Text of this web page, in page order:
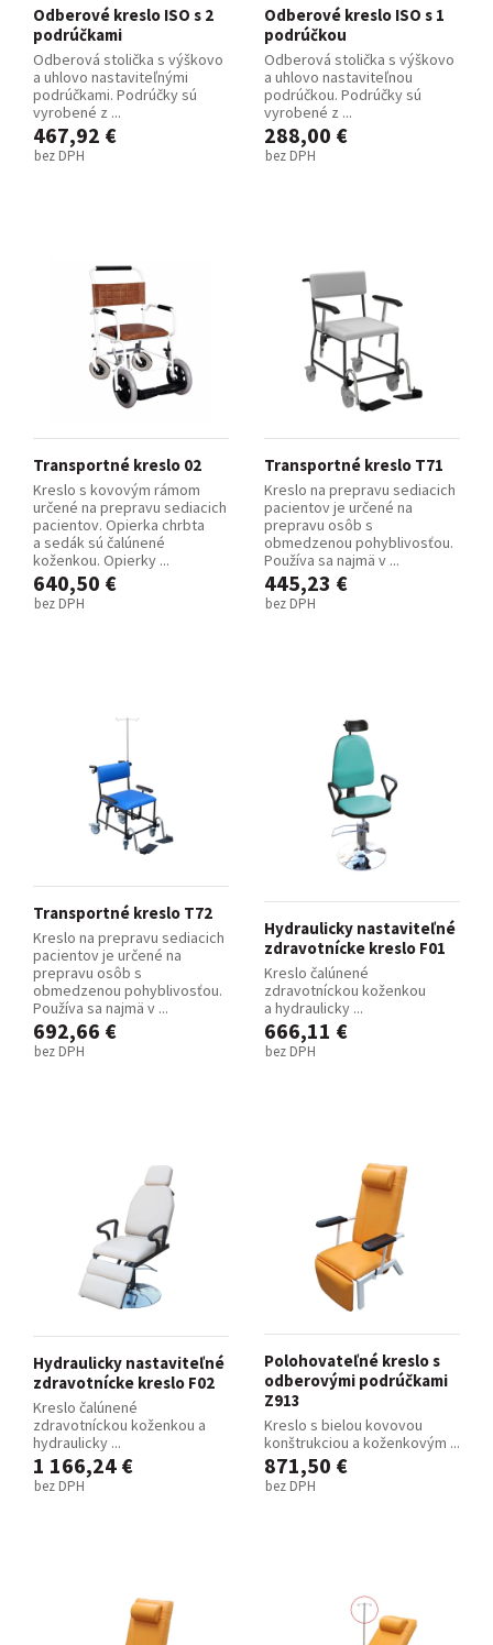
Odberové kreslo ISO s 2
podrúčkami
Odberová stolička s výškovo
a uhlovo nastaviteľnými
podrúčkami. Podrúčky sú
vyrobené z ...
467,92 €
bez DPH
Odberové kreslo ISO s 1
podrúčkou
Odberová stolička s výškovo
a uhlovo nastaviteľnou
podrúčkou. Podrúčky sú
vyrobené z ...
288,00 €
bez DPH
Transportné kreslo 02
Kreslo s kovovým rámom
určené na prepravu sediacich
pacientov. Opierka chrbta
a sedák sú čalúnené
koženkou. Opierky ...
640,50 €
bez DPH
Transportné kreslo T71
Kreslo na prepravu sediacich
pacientov je určené na
prepravu osôb s
obmedzenou pohyblivosťou.
Používa sa najmä v ...
445,23 €
bez DPH
Transportné kreslo T72
Kreslo na prepravu sediacich
pacientov je určené na
prepravu osôb s
obmedzenou pohyblivosťou.
Používa sa najmä v ...
692,66 €
bez DPH
Hydraulicky nastaviteľné
zdravotnícke kreslo F01
Kreslo čalúnené
zdravotníckou koženkou
a hydraulicky ...
666,11 €
bez DPH
Hydraulicky nastaviteľné
zdravotnícke kreslo F02
Kreslo čalúnené
zdravotníckou koženkou a
hydraulicky ...
1 166,24 €
bez DPH
Polohovateľné kreslo s
odberovými podrúčkami
Z913
Kreslo s bielou kovovou
konštrukciou a koženkovým ...
871,50 €
bez DPH